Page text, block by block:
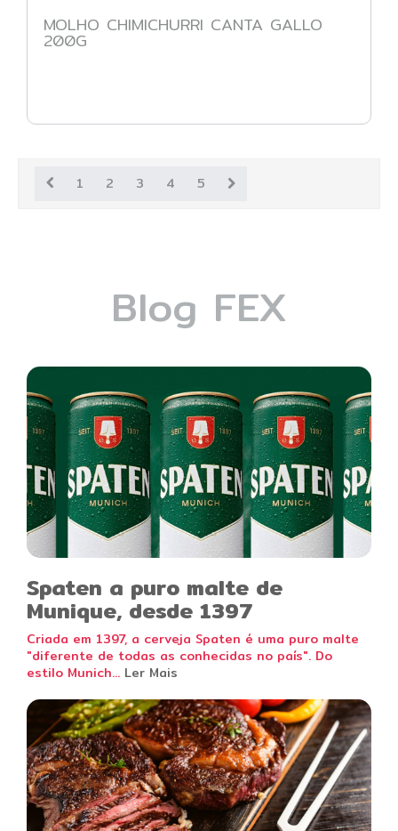
MOLHO CHIMICHURRI CANTA GALLO
200G
1 2 3 4 5
Blog FEX
Spaten a puro malte de
Munique, desde 1397
Criada em 1397, a cerveja Spaten é uma puro malte
"diferente de todas as conhecidas no país". Do
estilo Munich... Ler Mais